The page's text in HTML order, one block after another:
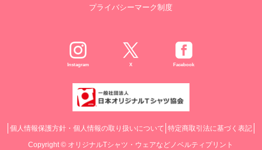
プライバシーマーク制度
Instagram X Facebook
個人情報保護方針・個人情報の取り扱いについて 特定商取引法に基づく表記
Copyright © オリジナルTシャツ・ウェアなどノベルティプリント